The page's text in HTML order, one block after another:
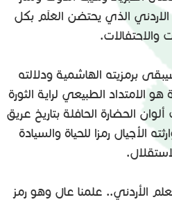
الاردني الذي يحتضن العَلَم بكل
والاحتفالات.
برمزيته الهاشمية ودلالته
هو الامتداد الطبيعي لراية الثورة
الحضارة الحافلة بتاريخ عريق
الأجيال رمزا للحياة والسيادة
الأردني.. علمنا عال وهو رمز